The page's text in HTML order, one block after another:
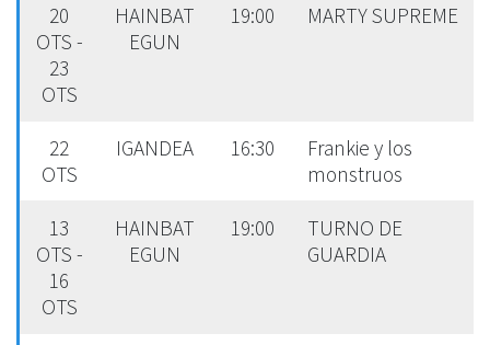
20
OTS -
23
OTS
HAINBAT
EGUN
19:00 MARTY SUPREME
22
OTS
IGANDEA 16:30
Frankie y los
monstruos
13
OTS -
16
OTS
HAINBAT
EGUN
19:00
TURNO DE
GUARDIA